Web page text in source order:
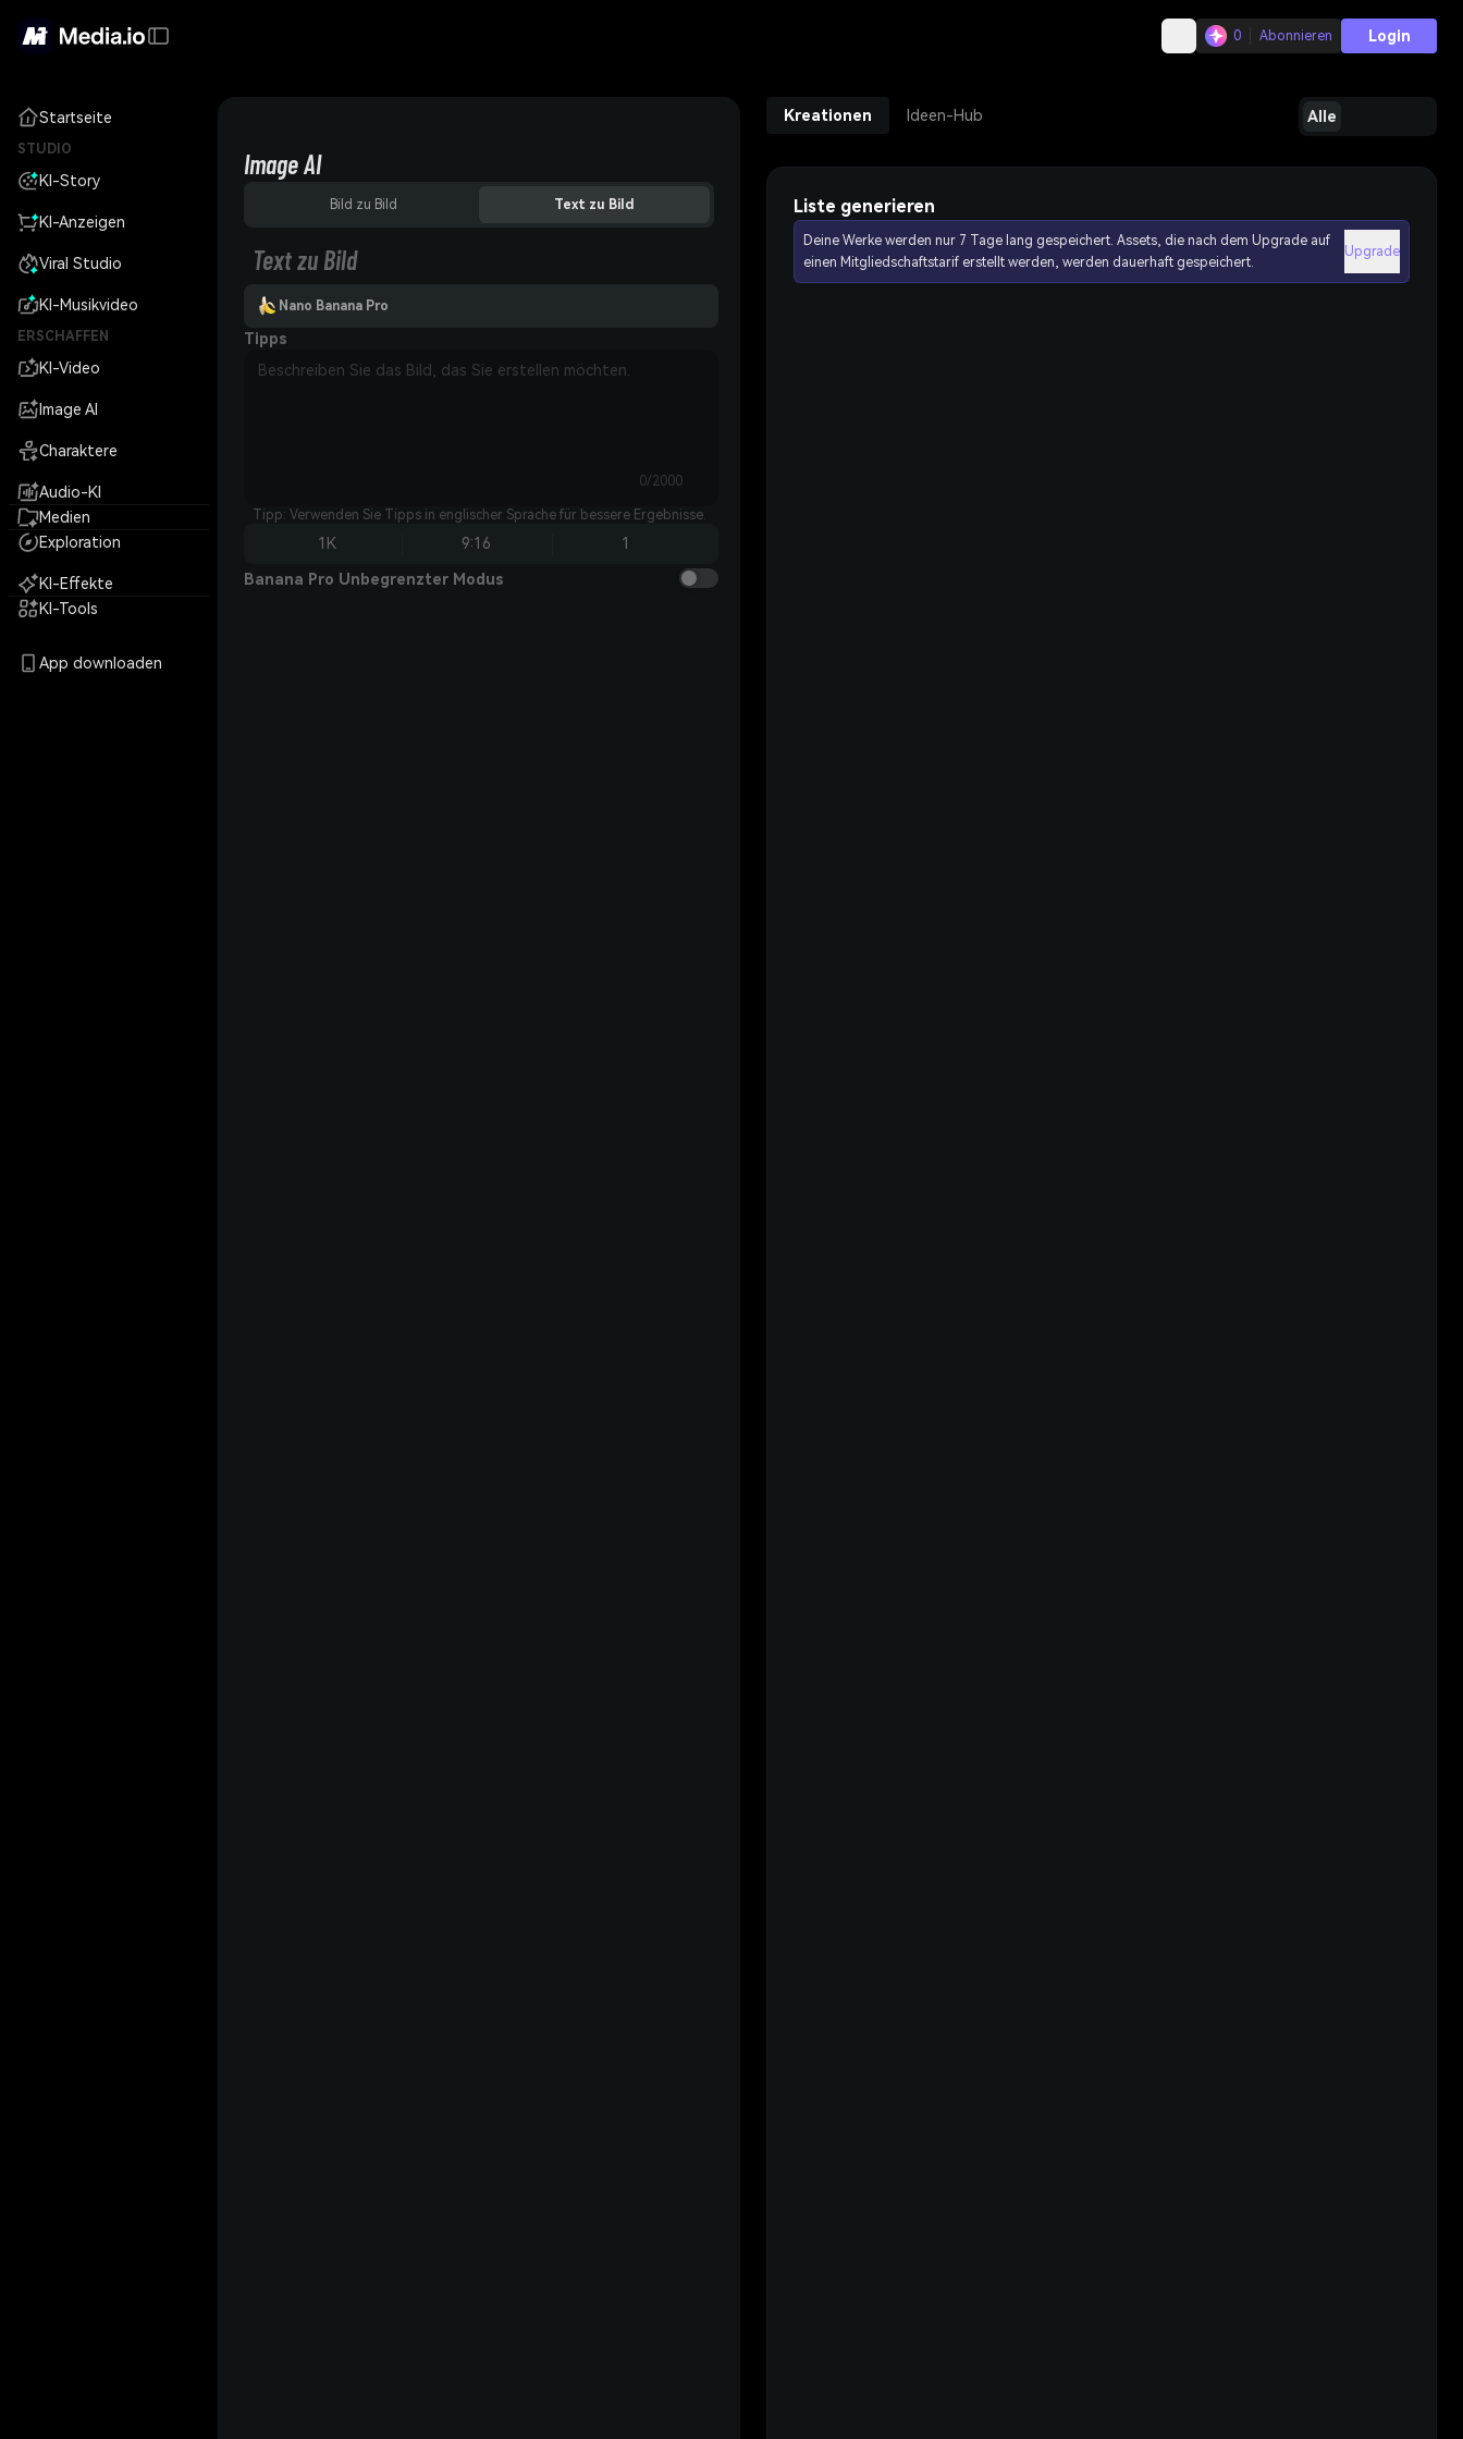
0 Abonnieren Login
Startseite
STUDIO
KI-Story
KI-Anzeigen
Viral Studio
KI-Musikvideo
ERSCHAFFEN
KI-Video
Image AI
Charaktere
Audio-KI
Medien
Exploration
KI-Effekte
KI-Tools
App downloaden
Image AI
Bild zu Bild Text zu Bild
Text zu Bild
Nano Banana Pro
Tipps
0/2000
Tipp: Verwenden Sie Tipps in englischer Sprache für bessere Ergebnisse.
1K 9:16 1
Banana Pro Unbegrenzter Modus
Kreationen Ideen-Hub Alle
Liste generieren
Deine Werke werden nur 7 Tage lang gespeichert. Assets, die nach dem Upgrade auf
einen Mitgliedschaftstarif erstellt werden, werden dauerhaft gespeichert.
Upgrade